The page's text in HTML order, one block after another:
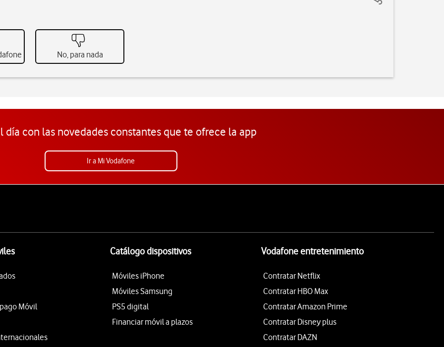
No, para nada
día con las novedades constantes que te ofrece la app
Ir a Mi Vodafone
Móvil
Catálogo dispositivos
Móviles iPhone
Móviles Samsung
PS5 digital
Financiar móvil a plazos
Vodafone entretenimiento
Contratar Netflix
Contratar HBO Max
Contratar Amazon Prime
Contratar Disney plus
Contratar DAZN